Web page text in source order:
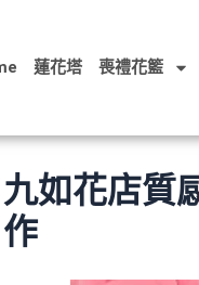
蓮花塔 喪禮花籃
九如花店質
作